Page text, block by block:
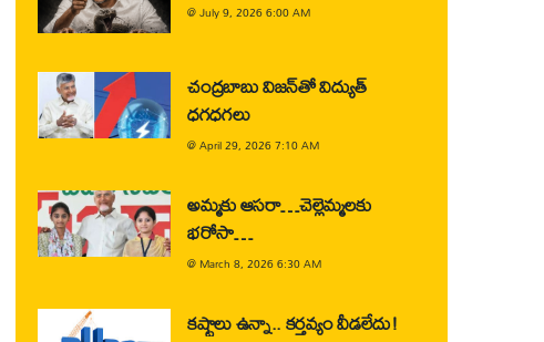
@July 9, 2026 6:00 AM
చంద్రబాబు విజన్‌తో విద్యుత్
ధగధగలు
@April 29, 2026 7:10 AM
అమ్మకు ఆసరా…చెల్లెమ్మలకు
భరోసా…
@ March 8, 2026 6:30 AM
కష్టాలు ఉన్నా.. కర్తవ్యం వీడలేదు!